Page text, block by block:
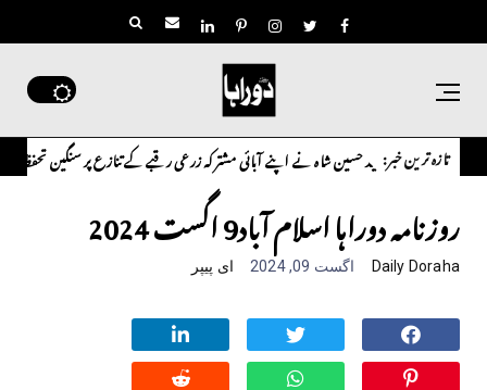
تازہ ترین خبر:
حسین شاہ نے اپنے آبائی مشترکہ زرعی رقبے کے تنازع پر سنگین تحفظات کا اظہار کرتے
روزنامہ دوراہا اسلام آباد9 اگست 2024
Daily Doraha اگست 09, 2024 ای پیپر